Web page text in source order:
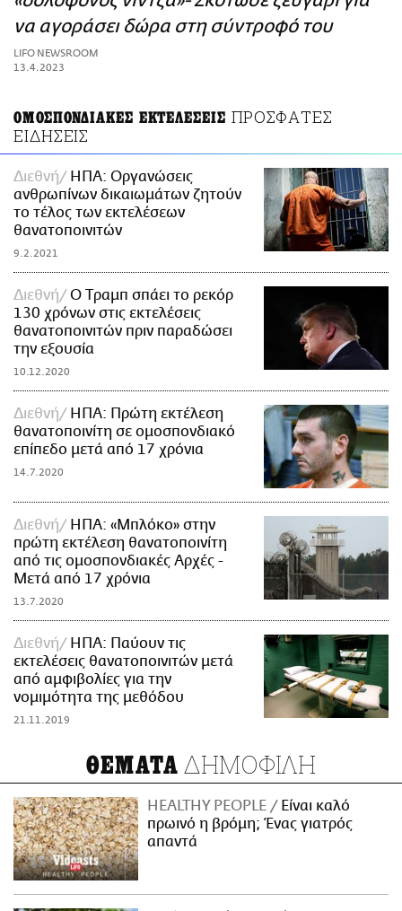
ΑΜΠΑ
PRINT
να αγοράσει δώρα στη σύντροφό του
LIFO NEWSROOM
13.4.2023
ΟΜΟΣΠΟΝΔΙΑΚΕΣ ΕΚΤΕΛΕΣΕΙΣ ΠΡΟΣΦΑΤΕΣ
ΕΙΔΗΣΕΙΣ
Διεθνή
ΗΠΑ: Οργανώσεις
ανθρωπίνων δικαιωμάτων ζητούν
το τέλος των εκτελέσεων
θανατοποινιτών
9.2.2021
Διεθνή
Ο Tραμπ σπάει το ρεκόρ
130 χρόνων στις εκτελέσεις
θανατοποινιτών πριν παραδώσει
την εξουσία
10.12.2020
Διεθνή
ΗΠΑ: Πρώτη εκτέλεση
θανατοποινίτη σε ομοσπονδιακό
επίπεδο μετά από 17 χρόνια
14.7.2020
Διεθνή
ΗΠΑ: «Μπλόκο» στην
πρώτη εκτέλεση θανατοποινίτη
από τις ομοσπονδιακές Αρχές -
Μετά από 17 χρόνια
13.7.2020
Διεθνή
ΗΠΑ: Παύουν τις
εκτελέσεις θανατοποινιτών μετά
από αμφιβολίες για την
νομιμότητα της μεθόδου
21.11.2019
ΘΕΜΑΤΑ ΔΗΜΟΦΙΛΗ
HEALTHY PEOPLE
Είναι καλό
πρωινό η βρόμη; Ένας γιατρός
απαντά